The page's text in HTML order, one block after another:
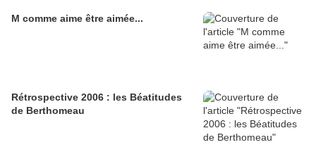
M comme aime être aimée...
Rétrospective 2006 : les Béatitudes
de Berthomeau